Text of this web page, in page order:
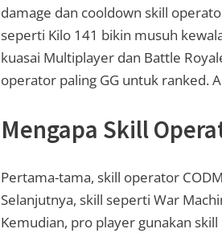
damage dan cooldown skill
seperti Kilo 141 bikin musuh
kuasai Multiplayer dan Battle
operator paling GG untuk ranked.
Mengapa Skill
Pertama-tama, skill operator
Selanjutnya, skill seperti War
Kemudian, pro player gunakan